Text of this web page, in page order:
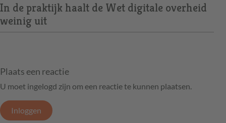
In de praktijk haalt de Wet digitale overheid
weinig uit
Plaats een reactie
U moet ingelogd zijn om een reactie te kunnen plaatsen.
Inloggen